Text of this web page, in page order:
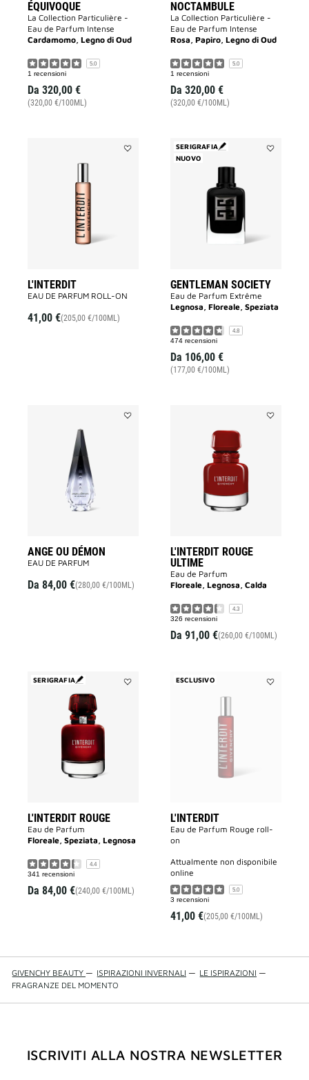
ÉQUIVOQUE
La Collection Particulière -
Eau de Parfum Intense
Cardamomo, Legno di Oud
5.0
1 recensioni
Da 320,00 €
(320,00 €/100ML)
NOCTAMBULE
La Collection Particulière -
Eau de Parfum Intense
Rosa, Papiro, Legno di Oud
5.0
1 recensioni
Da 320,00 €
(320,00 €/100ML)
L'INTERDIT
EAU DE PARFUM ROLL-ON
41,00 €(205,00 €/100ML)
SERIGRAFIA
NUOVO
GENTLEMAN SOCIETY
Eau de Parfum Extrême
Legnosa, Floreale, Speziata
4.8
474 recensioni
Da 106,00 €
(177,00 €/100ML)
ANGE OU DÉMON
EAU DE PARFUM
Da 84,00 €(280,00 €/100ML)
L'INTERDIT ROUGE
ULTIME
Eau de Parfum
Floreale, Legnosa, Calda
4.3
326 recensioni
Da 91,00 €(260,00 €/100ML)
SERIGRAFIA
L'INTERDIT ROUGE
Eau de Parfum
Floreale, Speziata, Legnosa
4.4
341 recensioni
Da 84,00 €(240,00 €/100ML)
ESCLUSIVO
L'INTERDIT
Eau de Parfum Rouge roll-
on
attualmente non disponibile
online
5.0
3 recensioni
41,00 €(205,00 €/100ML)
GIVENCHY BEAUTY — ISPIRAZIONI INVERNALI — LE ISPIRAZIONI —
FRAGRANZE DEL MOMENTO
ISCRIVITI ALLA NOSTRA NEWSLETTER